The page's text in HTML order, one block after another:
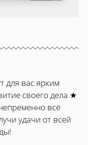
для вас ярким
своего дела ★
всё
удачи от всей